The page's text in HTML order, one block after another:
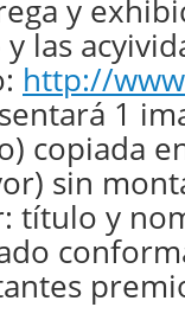
y
y las
http://
1
copiada
sin
título y